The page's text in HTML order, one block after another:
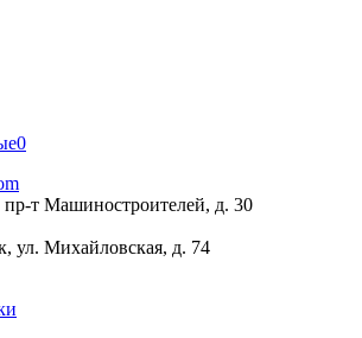
0
пр-т Машиностроителей, д. 30
ул. Михайловская, д. 74